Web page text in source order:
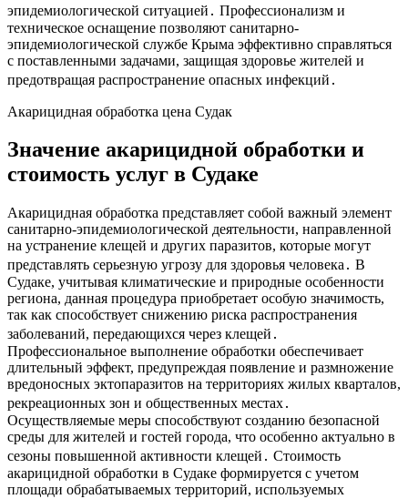
эпидемиологической ситуацией․ Профессионализм и
техническое оснащение позволяют санитарно-
эпидемиологической службе Крыма эффективно справляться
с поставленными задачами, защищая здоровье жителей и
предотвращая распространение опасных инфекций․
Акарицидная обработка цена Судак
Значение акарицидной обработки и
стоимость услуг в Судаке
Акарицидная обработка представляет собой важный элемент
санитарно-эпидемиологической деятельности, направленной
на устранение клещей и других паразитов, которые могут
представлять серьезную угрозу для здоровья человека․ В
Судаке, учитывая климатические и природные особенности
региона, данная процедура приобретает особую значимость,
так как способствует снижению риска распространения
заболеваний, передающихся через клещей․
Профессиональное выполнение обработки обеспечивает
длительный эффект, предупреждая появление и размножение
вредоносных эктопаразитов на территориях жилых кварталов,
рекреационных зон и общественных местах․
Осуществляемые меры способствуют созданию безопасной
среды для жителей и гостей города, что особенно актуально в
сезоны повышенной активности клещей․ Стоимость
акарицидной обработки в Судаке формируется с учетом
площади обрабатываемых территорий, используемых